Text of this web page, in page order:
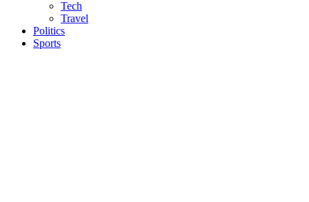
Tech
Travel
Politics
Sports